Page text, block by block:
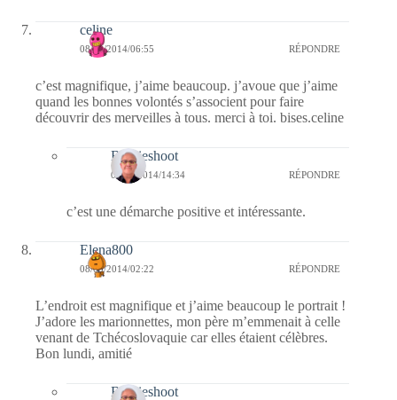
celine
08/09/2014/06:55 RÉPONDRE
c’est magnifique, j’aime beaucoup. j’avoue que j’aime
quand les bonnes volontés s’associent pour faire
découvrir des merveilles à tous. merci à toi. bises.celine
Bernieshoot
08/09/2014/14:34 RÉPONDRE
c’est une démarche positive et intéressante.
Elena800
08/09/2014/02:22 RÉPONDRE
L’endroit est magnifique et j’aime beaucoup le portrait !
J’adore les marionnettes, mon père m’emmenait à celle
venant de Tchécoslovaquie car elles étaient célèbres.
Bon lundi, amitié
Bernieshoot